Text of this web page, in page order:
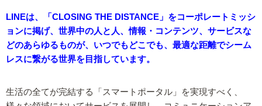
LINEは、「CLOSING THE DISTANCE」をコーポレートミッシ
ョンに掲げ、世界中の人と人、情報・コンテンツ、サービスな
どのあらゆるものが、いつでもどこでも、最適な距離でシーム
レスに繋がる世界を目指しています。
生活の全てが完結する「スマートポータル」を実現すべく、